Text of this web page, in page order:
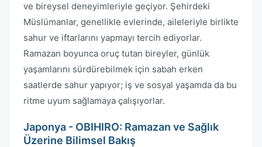
ve bireysel deneyimleriyle geçiyor. Şehirdeki
Müslümanlar, genellikle evlerinde, aileleriyle birlikte
sahur ve iftarlarını yapmayı tercih ediyorlar.
Ramazan boyunca oruç tutan bireyler, günlük
yaşamlarını sürdürebilmek için sabah erken
saatlerde sahur yapıyor; iş ve sosyal yaşamda da bu
ritme uyum sağlamaya çalışıyorlar.
Japonya - OBIHIRO: Ramazan ve Sağlık
Üzerine Bilimsel Bakış